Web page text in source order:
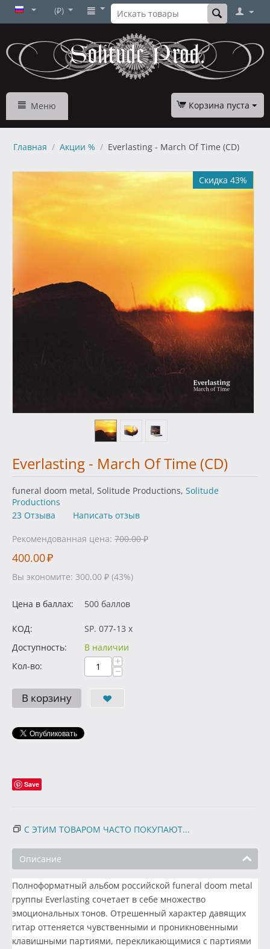
(₽)
Меню Корзина пуста
Главная / Акции % / Everlasting - March Of Time (CD)
Скидка 43%
Everlasting - March Of Time (CD)
funeral doom metal, Solitude Productions, Solitude
Productions
23 Отзыва
Написать отзыв
Рекомендованная цена: 700.00 ₽
400.00₽
Вы экономите: 300.00 ₽ (43%)
Цена в баллах: 500 баллов
КОД:
SP. 077-13 x
Доступность:
В наличии
Кол-во:
+
−
В корзину
Save
С ЭТИМ ТОВАРОМ ЧАСТО ПОКУПАЮТ...
Описание
Полноформатный альбом российской funeral doom metal
группы Everlasting сочетает в себе множество
эмоциональных тонов. Отрешенный характер давящих
гитар оттеняется чувственными и проникновенными
клавишными партиями, перекликающимися с партиями